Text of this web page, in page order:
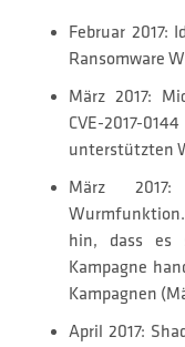
Februar 2017:
Ransomware
März 2017:
CVE-2017-
unterstützten
März 2017:
hin, dass es
Kampagne
Kampagnen
April 2017: